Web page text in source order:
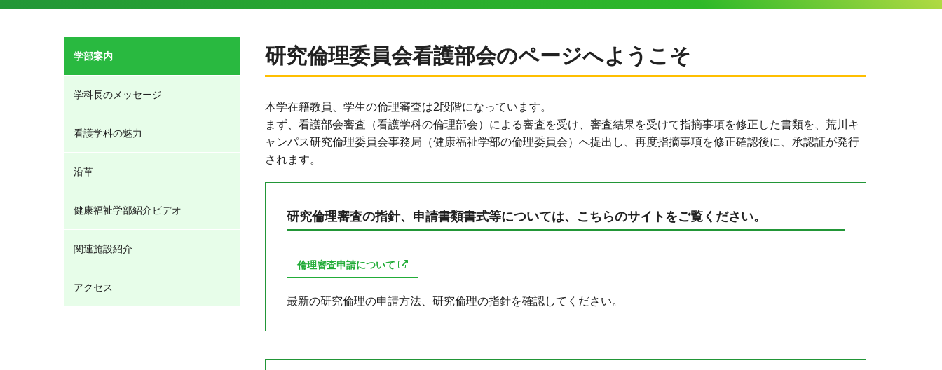
研究倫理委員会看護部会のページへようこそ
本学在籍教員、学生の倫理審査は2段階になっています。
まず、看護部会審査（看護学科の倫理部会）による審査を受け、審査結果を受けて指摘事項を修正した書類を、荒川キ
ャンパス研究倫理委員会事務局（健康福祉学部の倫理委員会）へ提出し、再度指摘事項を修正確認後に、承認証が発行
されます。
研究倫理審査の指針、申請書類書式等については、こちらのサイトをご覧ください。
倫理審査申請について
最新の研究倫理の申請方法、研究倫理の指針を確認してください。
学部案内
学科長のメッセージ
看護学科の魅力
沿革
健康福祉学部紹介ビデオ
関連施設紹介
アクセス